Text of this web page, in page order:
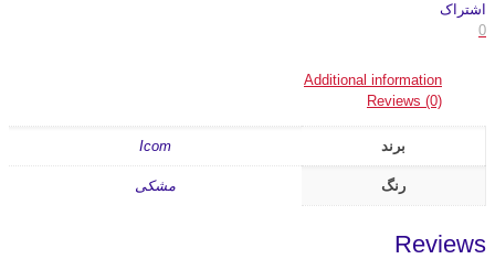
اشتراک
0
Additional information
Reviews (0)
برند Icom
رنگ مشکی
Reviews